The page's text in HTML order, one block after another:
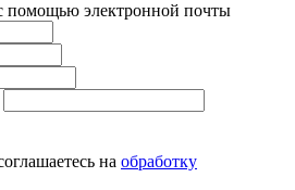
помощью электронной почты
на обработку